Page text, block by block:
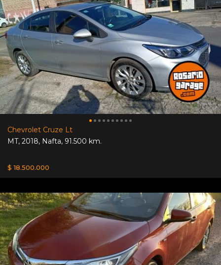
Chevrolet Cruze Lt
MT, 2018, Nafta, 91.500 km.
$ 18.500.000